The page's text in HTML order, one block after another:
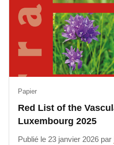
Red List of the
Luxembourg 2025
Papier
Publié le 23 janvier 2026 par